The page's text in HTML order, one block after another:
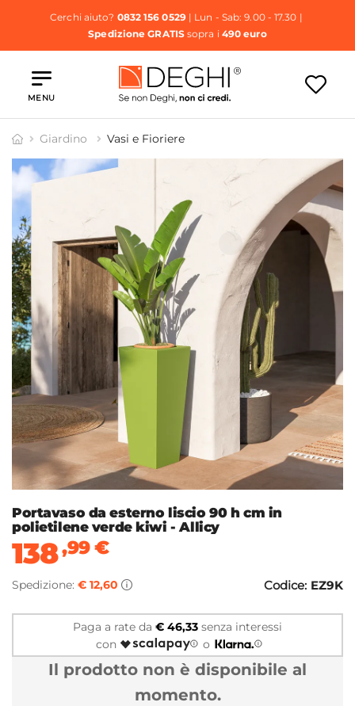
Cerchi aiuto? 0832 156 0529| Lun - Sab: 9.00 - 17.30 |
Spedizione GRATISsopra i 490 euro
MENU
Giardino Vasi e Fioriere
Portavaso da esterno liscio 90 h cm in
polietilene verde kiwi - Allicy
138,99€
Spedizione: € 12,60 Codice: EZ9K
Paga a rate da € 46,33 senza interessi
con
o
Il prodotto non è disponibile al
momento.